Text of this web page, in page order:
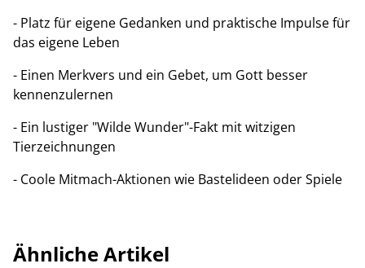
- Platz für eigene Gedanken und praktische Impulse für
das eigene Leben
- Einen Merkvers und ein Gebet, um Gott besser
kennenzulernen
- Ein lustiger "Wilde Wunder"-Fakt mit witzigen
Tierzeichnungen
- Coole Mitmach-Aktionen wie Bastelideen oder Spiele
Ähnliche Artikel